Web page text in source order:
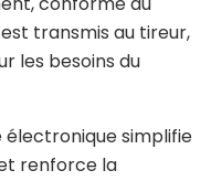
transmis au tireur,
les besoins du
électronique simplifie
renforce la